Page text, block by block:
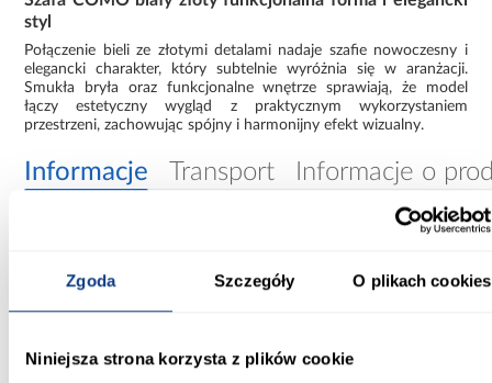
Zgoda Szczegóły O plikach cookies
Niniejsza strona korzysta z plików cookie
styl
Połączenie bieli ze złotymi detalami nadaje szafie nowoczesny i
elegancki charakter, który subtelnie wyróżnia się w aranżacji.
Smukła bryła oraz funkcjonalne wnętrze sprawiają, że model
łączy estetyczny wygląd z praktycznym wykorzystaniem
przestrzeni, zachowując spójny i harmonijny efekt wizualny.
Informacje Transport Informacje o
Głębokość [cm]: